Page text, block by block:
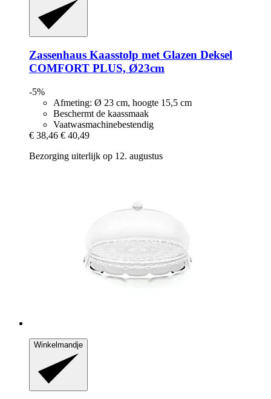
Zassenhaus Kaasstolp met Glazen Deksel
COMFORT PLUS, Ø23cm
-5%
Afmeting: Ø 23 cm, hoogte 15,5 cm
Beschermt de kaassmaak
Vaatwasmachinebestendig
€ 38,46 € 40,49
Bezorging uiterlijk op 12. augustus
Winkelmandje